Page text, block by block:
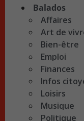
Balados
Affaires
Art de
Bien-être
Emploi
Finances
Infos
Loisirs
Musique
Politique